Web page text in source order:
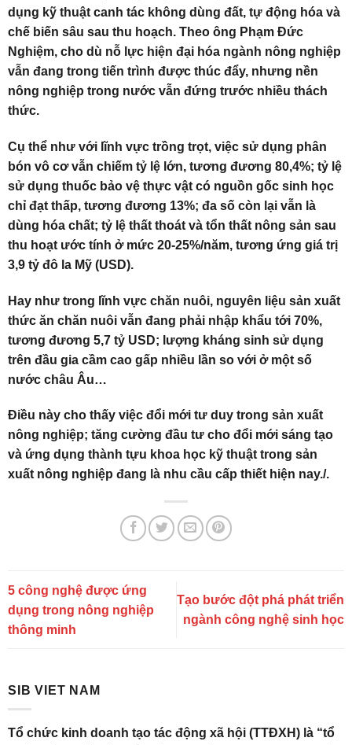
dụng kỹ thuật canh tác không dùng đất, tự động hóa và
chế biến sâu sau thu hoạch. Theo ông Phạm Đức
Nghiệm, cho dù nỗ lực hiện đại hóa ngành nông nghiệp
vẫn đang trong tiến trình được thúc đẩy, nhưng nền
nông nghiệp trong nước vẫn đứng trước nhiều thách
thức.
Cụ thể như với lĩnh vực trồng trọt, việc sử dụng phân
bón vô cơ vẫn chiếm tỷ lệ lớn, tương đương 80,4%; tỷ lệ
sử dụng thuốc bảo vệ thực vật có nguồn gốc sinh học
chỉ đạt thấp, tương đương 13%; đa số còn lại vẫn là
dùng hóa chất; tỷ lệ thất thoát và tổn thất nông sản sau
thu hoạt ước tính ở mức 20-25%/năm, tương ứng giá trị
3,9 tỷ đô la Mỹ (USD).
Hay như trong lĩnh vực chăn nuôi, nguyên liệu sản xuất
thức ăn chăn nuôi vẫn đang phải nhập khẩu tới 70%,
tương đương 5,7 tỷ USD; lượng kháng sinh sử dụng
trên đầu gia cầm cao gấp nhiều lần so với ở một số
nước châu Âu…
Điều này cho thấy việc đổi mới tư duy trong sản xuất
nông nghiệp; tăng cường đầu tư cho đổi mới sáng tạo
và ứng dụng thành tựu khoa học kỹ thuật trong sản
xuất nông nghiệp đang là nhu cầu cấp thiết hiện nay./.
5 công nghệ được ứng
dụng trong nông nghiệp
thông minh
Tạo bước đột phá phát triển
ngành công nghệ sinh học
SIB VIET NAM
Tổ chức kinh doanh tạo tác động xã hội (TTĐXH) là “tổ